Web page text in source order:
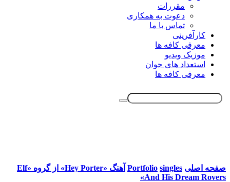
مقررات
دعوت به همکاری
تماس با ما
کارآفرینی
معرفی کافه ها
موزیک ویدیو
استعداد های جوان
معرفی کافه ها
صفحه اصلی Portfolio singles
آهنگ «Hey Porter» از گروه «Elf
And His Dream Rovers»